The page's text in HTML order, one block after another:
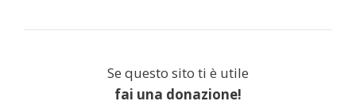
Se questo sito ti è utile
fai una donazione!